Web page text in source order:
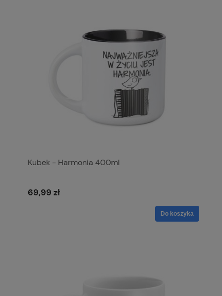
Kubek - Harmonia 400ml
69,99 zł
Do koszyka